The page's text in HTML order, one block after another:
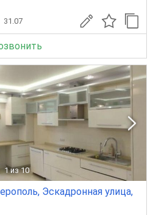
31.07
1 из 10
Эскадронная улица,